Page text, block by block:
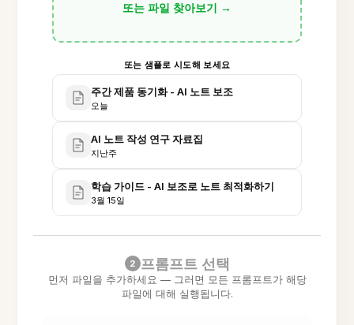
또는 파일 찾아보기 →
또는 샘플로 시도해 보세요
주간 제품 동기화 - AI 노트 보조
오늘
AI 노트 작성 연구 자료집
지난주
학습 가이드 - AI 보조로 노트 최적화하기
3월 15일
2 프롬프트 선택
먼저 파일을 추가하세요 — 그러면 모든 프롬프트가 해당
파일에 대해 실행됩니다.